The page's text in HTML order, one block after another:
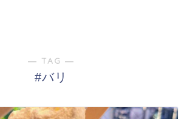
― TAG ―
#バリ